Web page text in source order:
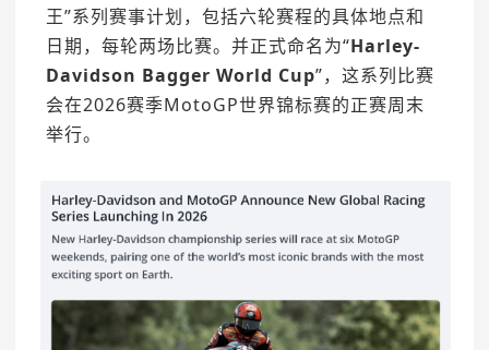
王”系列赛事计划，包括六轮赛程的具体地点和
日期，每轮两场比赛。并正式命名为“Harley-
Davidson Bagger World Cup”，这系列比赛
会在2026赛季MotoGP世界锦标赛的正赛周末
举行。